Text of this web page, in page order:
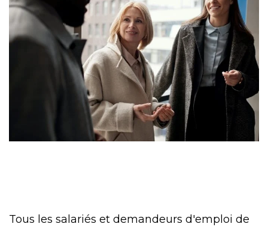
Tous les salariés et demandeurs d'emploi de